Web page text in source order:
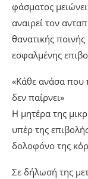
φάσματος
αναιρεί τον
θανατικής
εσφαλμένης
«Κάθε ανάσα που
δεν παίρνει»
Η μητέρα της
υπέρ της
δολοφόνο της
Σε δήλωσή της